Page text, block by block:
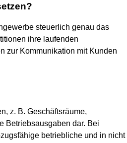
steuerlich genau das
ihre laufenden
zur Kommunikation mit Kunden
z. B. Geschäftsräume,
Betriebsausgaben dar. Bei
betriebliche und in nicht